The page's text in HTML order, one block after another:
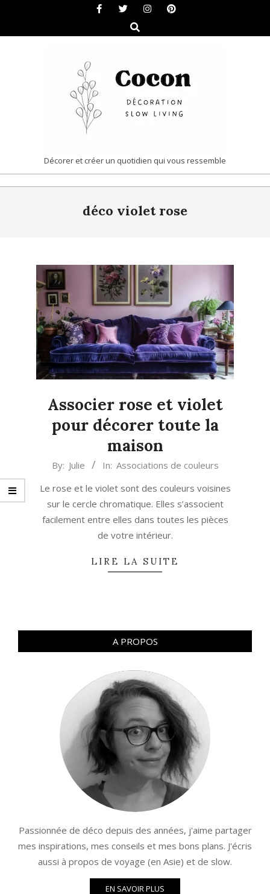
content
Search
COCON
|
DÉCORATION
LIVING
Décorer et créer un quotidien qui vous ressemble
déco violet rose
Associer rose et violet
pour décorer toute la
maison
2025-
29
By: Julie In: Associations de couleurs
Le rose et le violet sont des couleurs voisines
sur le cercle chromatique. Elles s’associent
facilement entre elles dans toutes les pièces
de votre intérieur.
LIRE LA SUITE
A PROPOS
Passionnée de déco depuis des années, j'aime partager
mes inspirations, mes conseils et mes bons plans. J'écris
aussi à propos de voyage (en Asie) et de slow.
EN SAVOIR PLUS